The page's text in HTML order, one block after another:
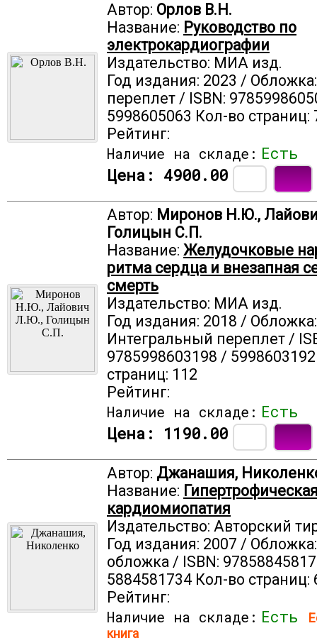
Автор: Орлов В.Н.
Название: Руководство по
электрокардиографии
Издательство: МИА изд.
Год издания: 2023 /
переплет / ISBN:
5998605063 Кол-во страниц:
Рейтинг:
Наличие на складе: Есть
Цена: 4900.00
Автор: Миронов Н.Ю.,
Голицын С.П.
Название: Желудочковые
ритма сердца и внезапная
смерть
Издательство: МИА изд.
Год издания: 2018 / Обложка:
Интегральный переплет /
9785998603198 /
страниц: 112
Рейтинг:
Наличие на складе: Есть
Цена: 1190.00
Автор: Джанашия,
Название:
кардиомиопатия
Издательство: Авторский
Год издания: 2007 /
обложка / ISBN:
5884581734 Кол-во страниц:
Рейтинг:
Наличие на складе: Есть
книга